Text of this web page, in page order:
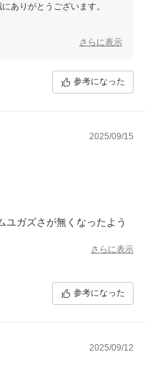
ありがとうございます。
入していただきありがとうござ
さらに表示
参考になった
2025/09/15
ユガズさが無くなったよう
さらに表示
参考になった
2025/09/12